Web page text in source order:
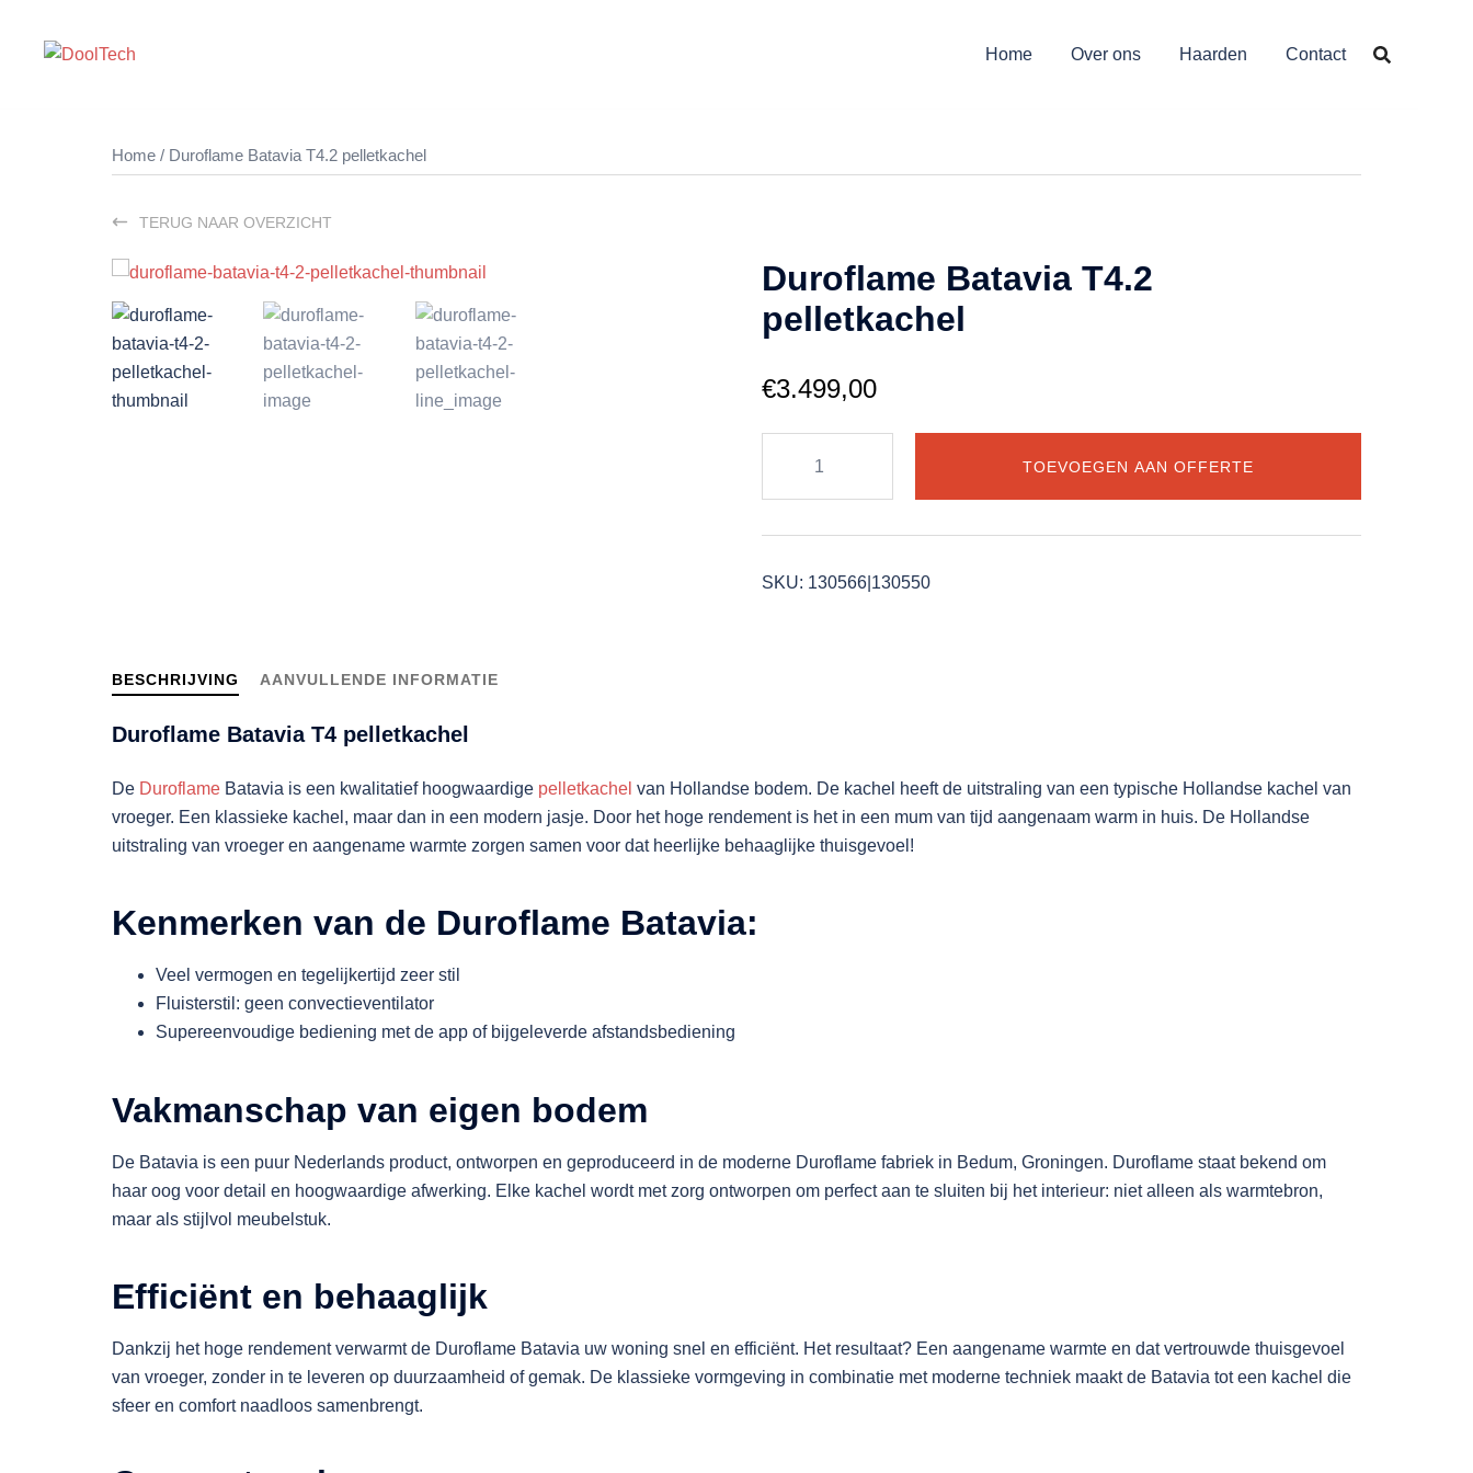
Home Over ons Haarden Contact
Home / Duroflame Batavia T4.2 pelletkachel
TERUG NAAR OVERZICHT
Duroflame Batavia T4.2
pelletkachel
€3.499,00
Batavia
T4.2
pelletkachel
TOEVOEGEN AAN OFFERTE
SKU: 130566|130550
BESCHRIJVING AANVULLENDE INFORMATIE
Duroflame Batavia T4 pelletkachel
De Duroflame Batavia is een kwalitatief hoogwaardige pelletkachel van Hollandse bodem. De kachel heeft de uitstraling van een typische Hollandse kachel van
vroeger. Een klassieke kachel, maar dan in een modern jasje. Door het hoge rendement is het in een mum van tijd aangenaam warm in huis. De Hollandse
uitstraling van vroeger en aangename warmte zorgen samen voor dat heerlijke behaaglijke thuisgevoel!
Kenmerken van de Duroflame Batavia:
Veel vermogen en tegelijkertijd zeer stil
Fluisterstil: geen convectieventilator
Supereenvoudige bediening met de app of bijgeleverde afstandsbediening
Vakmanschap van eigen bodem
De Batavia is een puur Nederlands product, ontworpen en geproduceerd in de moderne Duroflame fabriek in Bedum, Groningen. Duroflame staat bekend om
haar oog voor detail en hoogwaardige afwerking. Elke kachel wordt met zorg ontworpen om perfect aan te sluiten bij het interieur: niet alleen als warmtebron,
maar als stijlvol meubelstuk.
Efficiënt en behaaglijk
Dankzij het hoge rendement verwarmt de Duroflame Batavia uw woning snel en efficiënt. Het resultaat? Een aangename warmte en dat vertrouwde thuisgevoel
van vroeger, zonder in te leveren op duurzaamheid of gemak. De klassieke vormgeving in combinatie met moderne techniek maakt de Batavia tot een kachel die
sfeer en comfort naadloos samenbrengt.